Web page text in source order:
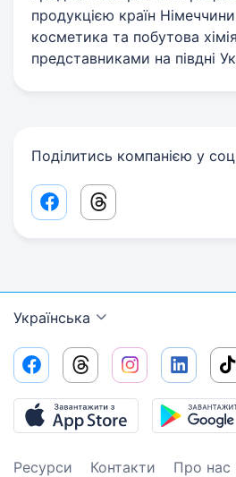
продукцією країн
косметика та побутова
представниками на півдні
Поділитись компанією у
Facebook share link
Threads share link
Українська
Ресурси Контакти Про нас